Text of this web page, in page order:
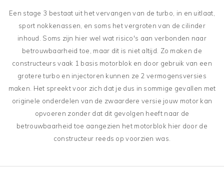
Een stage 3 bestaat uit het vervangen van de turbo, in en uitlaat,
sport nokkenassen, en soms het vergroten van de cilinder
inhoud. Soms zijn hier wel wat risico's aan verbonden naar
betrouwbaarheid toe, maar dit is niet altijd. Zo maken de
constructeurs vaak 1 basis motorblok en door gebruik van een
grotere turbo en injectoren kunnen ze 2 vermogensversies
maken. Het spreekt voor zich dat je dus in sommige gevallen met
originele onderdelen van de zwaardere versie jouw motor kan
opvoeren zonder dat dit gevolgen heeft naar de
betrouwbaarheid toe aangezien het motorblok hier door de
constructeur reeds op voorzien was.